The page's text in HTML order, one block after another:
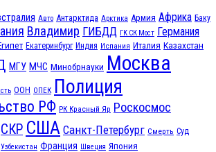
Авто Антарктида Арктика Армия Африка Баку
Владимир ГИБДД ГК СК Мост Германия
Екатеринбург Индия Испания Италия Казахстан
МГУ МЧС Минобрнауки Москва
ООН ОПЕК Полиция
РФ РК Красный Яр Роскосмос
СКР США Санкт-Петербург Смерть Суд
Узбекистан Франция Швеция Япония